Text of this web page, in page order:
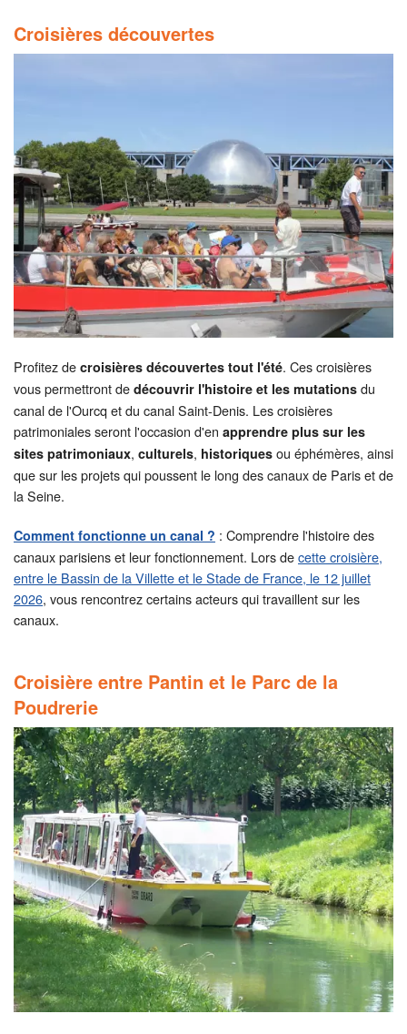
Croisières découvertes
Profitez de croisières découvertes tout l'été. Ces croisières
vous permettront de découvrir l'histoire et les mutations du
canal de l'Ourcq et du canal Saint-Denis. Les croisières
patrimoniales seront l'occasion d'en apprendre plus sur les
sites patrimoniaux, culturels, historiques ou éphémères, ainsi
que sur les projets qui poussent le long des canaux de Paris et de
la Seine.
Comment fonctionne un canal ? : Comprendre l'histoire des
canaux parisiens et leur fonctionnement. Lors decette croisière,
entre le Bassin de la Villette et le Stade de France, le 12 juillet
2026, vous rencontrez certains acteurs qui travaillent sur les
canaux.
Croisière entre Pantin et le Parc de la
Poudrerie